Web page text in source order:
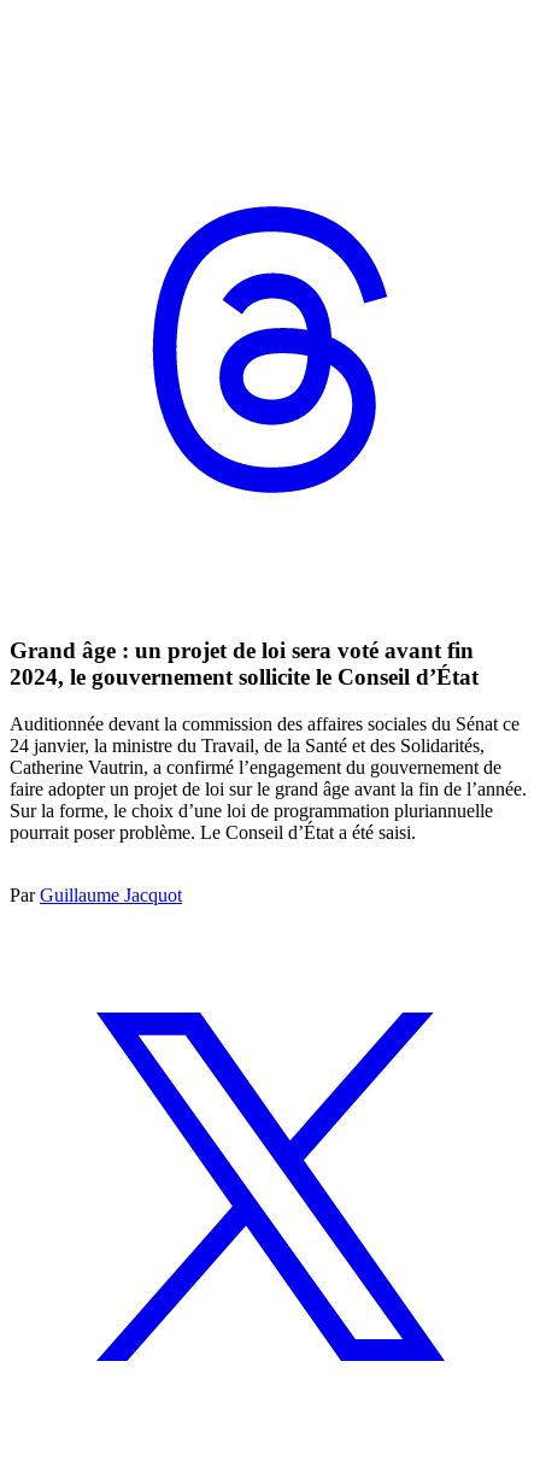
Grand âge : un projet de loi sera voté avant fin
2024, le gouvernement sollicite le Conseil d’État
Auditionnée devant la commission des affaires sociales du Sénat ce
24 janvier, la ministre du Travail, de la Santé et des Solidarités,
Catherine Vautrin, a confirmé l’engagement du gouvernement de
faire adopter un projet de loi sur le grand âge avant la fin de l’année.
Sur la forme, le choix d’une loi de programmation pluriannuelle
pourrait poser problème. Le Conseil d’État a été saisi.
ParGuillaume Jacquot